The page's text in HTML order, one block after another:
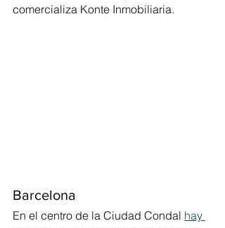
comercializa Konte Inmobiliaria.
Barcelona
En el centro de la Ciudad Condal hay